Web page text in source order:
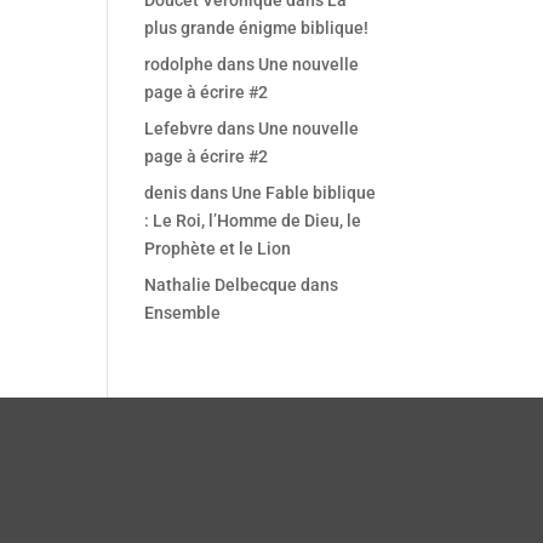
Outlook Live
plus grande énigme biblique!
rodolphe dans Une nouvelle
page à écrire #2
Lefebvre dans Une nouvelle
page à écrire #2
denisdans Une Fable biblique
: Le Roi, l’Homme de Dieu, le
Prophète et le Lion
Nathalie Delbecque dans
Ensemble